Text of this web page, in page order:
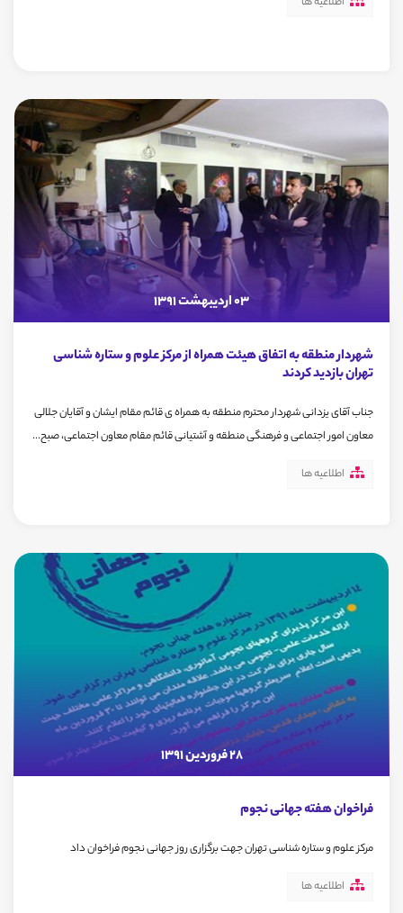
03 اردیبهشت 1391
شهردار منطقه به اتفاق هیئت همراه از مرکز علوم و ستاره شناسی
تهران بازدید کردند
جناب آقای یزدانی شهردار محترم منطقه به همراه ی قائم مقام ایشان و آقایان جلالی
معاون امور اجتماعی و فرهنگی منطقه و آشتیانی قائم مقام معاون اجتماعی، صبح...
اطلاعیه ها
28 فروردین 1391
فراخوان هفته جهانی نجوم
مرکز علوم و ستاره شناسی تهران جهت برگزاری روز جهانی نجوم فراخوان داد
اطلاعیه ها